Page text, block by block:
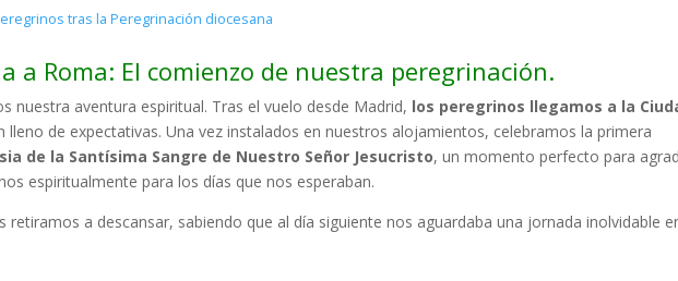
tras la Peregrinación diocesana
a Roma: El comienzo de nuestra peregrinación.
nuestra aventura espiritual. Tras el vuelo desde Madrid, los peregrinos llegamos a la
lleno de expectativas. Una vez instalados en nuestros alojamientos, celebramos la primera
de la Santísima Sangre de Nuestro Señor Jesucristo, un momento perfecto para
espiritualmente para los días que nos esperaban.
retiramos a descansar, sabiendo que al día siguiente nos aguardaba una jornada inolvidable